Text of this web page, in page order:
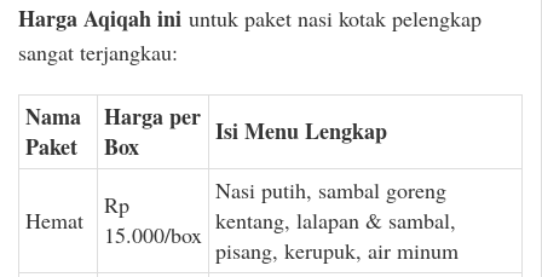
Harga Aqiqah ini untuk paket nasi kotak pelengkap
sangat terjangkau:
Nama
Paket
Harga per
Box
Isi Menu Lengkap
Hemat
Rp
15.000/box
Nasi putih, sambal goreng
kentang, lalapan & sambal,
pisang, kerupuk, air minum